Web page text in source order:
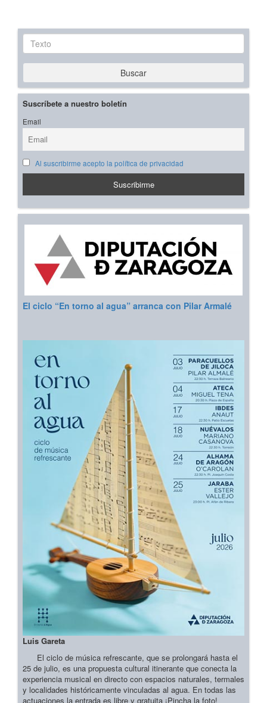
Texto
Buscar
Suscríbete a nuestro boletín
Email
Al suscribirme acepto la política de privacidad
El ciclo “En torno al agua” arranca con Pilar Armalé
Luis Gareta
El ciclo de música refrescante, que se prolongará hasta el
25 de julio, es una propuesta cultural itinerante que conecta la
experiencia musical en directo con espacios naturales, termales
y localidades históricamente vinculadas al agua. En todas las
actuaciones la entrada es libre y gratuita ¡Pincha la foto!